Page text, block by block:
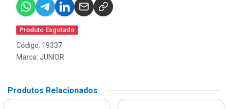
Produto Esgotado
Código: 19337
Marca: JUNIOR
Produtos Relacionados